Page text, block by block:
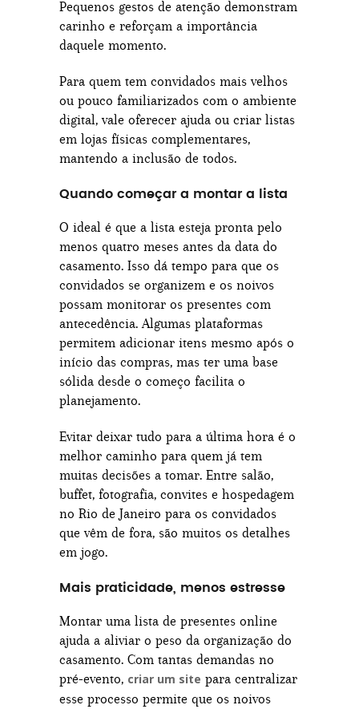
Pequenos gestos de atenção demonstram
carinho e reforçam a importância
daquele momento.
Para quem tem convidados mais velhos
ou pouco familiarizados com o ambiente
digital, vale oferecer ajuda ou criar listas
em lojas físicas complementares,
mantendo a inclusão de todos.
Quando começar a montar a lista
O ideal é que a lista esteja pronta pelo
menos quatro meses antes da data do
casamento. Isso dá tempo para que os
convidados se organizem e os noivos
possam monitorar os presentes com
antecedência. Algumas plataformas
permitem adicionar itens mesmo após o
início das compras, mas ter uma base
sólida desde o começo facilita o
planejamento.
Evitar deixar tudo para a última hora é o
melhor caminho para quem já tem
muitas decisões a tomar. Entre salão,
buffet, fotografia, convites e hospedagem
no Rio de Janeiro para os convidados
que vêm de fora, são muitos os detalhes
em jogo.
Mais praticidade, menos estresse
Montar uma lista de presentes online
ajuda a aliviar o peso da organização do
casamento. Com tantas demandas no
pré-evento, criar um site para centralizar
esse processo permite que os noivos